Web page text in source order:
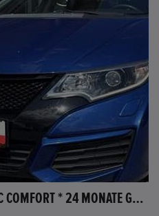
HONDA CIVIC CIVIC 1.4 I-VTEC COMFORT * 24 MONATE GARANTIE *